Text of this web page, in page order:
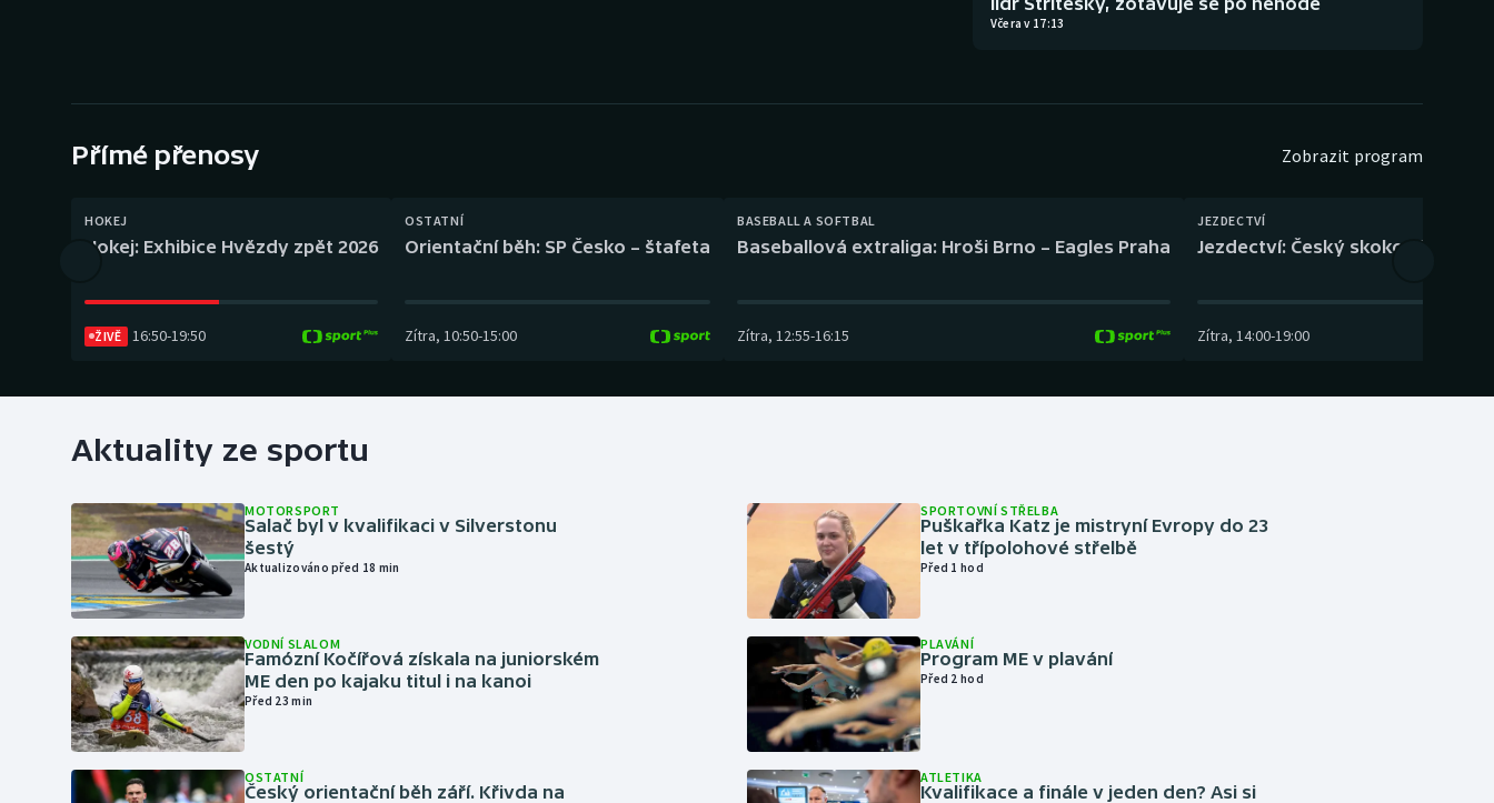
Ostatní
Včera v 17:13
Přímé přenosy Zobrazit program
HOKEJ
Hokej: Exhibice Hvězdy zpět 2026
ŽIVĚ 16:50-19:50
OSTATNÍ
Orientační běh: SP Česko – štafeta
Zítra, 10:50-15:00
BASEBALL A SOFTBAL
Baseballová extraliga: Hroši Brno – Eagles Praha
Zítra, 12:55-16:15
JEZDECTVÍ
Jezdectví: Český skokový pohár
Zítra, 14:00-19:00
Aktuality ze sportu
MOTORSPORT
Salač byl v kvalifikaci v Silverstonu
šestý
Aktualizováno před 18 min
VODNÍ SLALOM
Famózní Kočířová získala na juniorském
ME den po kajaku titul i na kanoi
Před 23 min
OSTATNÍ
Český orientační běh září. Křivda na
SPORTOVNÍ STŘELBA
Puškařka Katz je mistryní Evropy do 23
let v třípolohové střelbě
Před 1 hod
PLAVÁNÍ
Program ME v plavání
Před 2 hod
ATLETIKA
Kvalifikace a finále v jeden den? Asi si